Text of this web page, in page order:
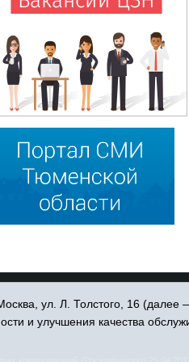
ул. Л. Толстого, 16 (далее
и улучшения качества